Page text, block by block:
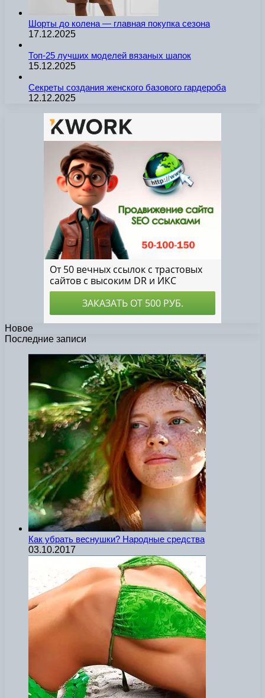
Шорты до колена — главная покупка сезона
17.12.2025
Топ-25 лучших моделей вязаных шапок
15.12.2025
Секреты создания женского базового гардероба
12.12.2025
Новое
Последние записи
Как убрать веснушки? Народные средства
03.10.2017